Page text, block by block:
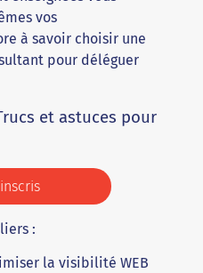
vos
à savoir choisir une
pour déléguer
et astuces pour
:
la visibilité WEB